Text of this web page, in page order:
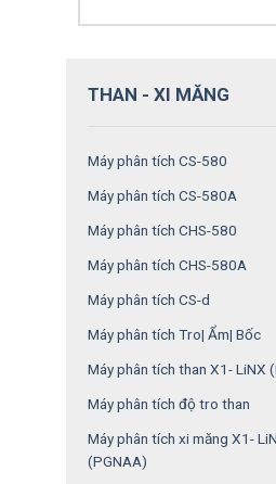
THAN - XI MĂNG
Máy phân tích CS-580
Máy phân tích CS-580A
Máy phân tích CHS-580
Máy phân tích CHS-580A
Máy phân tích CS-d
Máy phân tích Tro| Ẩm| Bốc
Máy phân tích than X1- LiNX
Máy phân tích độ tro than
Máy phân tích xi măng X1-
(PGNAA)